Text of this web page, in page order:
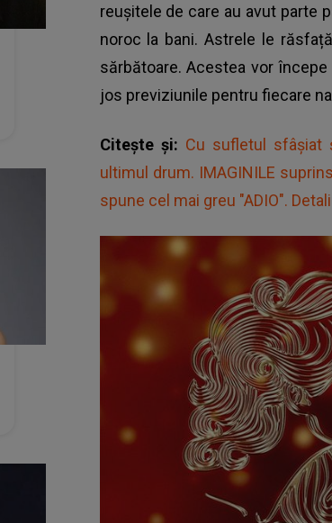
reușitele de care au avut parte
noroc la bani. Astrele le
sărbătoare. Acestea vor
jos previziunile pentru fiecare
Citește și: Cu sufletul sfâșiat
ultimul drum. IMAGINILE
spune cel mai greu "ADIO".